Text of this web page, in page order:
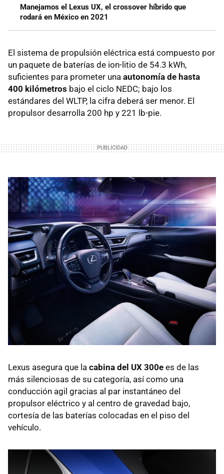
Manejamos el Lexus UX, el crossover híbrido que
rodará en México en 2021
El sistema de propulsión eléctrica está compuesto por
un paquete de baterías de ion-litio de 54.3 kWh,
suficientes para prometer una autonomía de hasta
400 kilómetros bajo el ciclo NEDC; bajo los
estándares del WLTP, la cifra deberá ser menor. El
propulsor desarrolla 200 hp y 221 lb-pie.
Lexus asegura que la cabina del UX 300e es de las
más silenciosas de su categoría, así como una
conducción agil gracias al par instantáneo del
propulsor eléctrico y al centro de gravedad bajo,
cortesía de las baterías colocadas en el piso del
vehículo.